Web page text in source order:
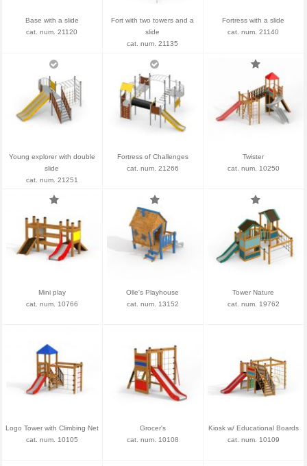
Base with a slide
cat. num. 21120
Fort with two towers and a
slide
cat. num. 21135
Fortress with a slide
cat. num. 21140
Young explorer with double
slide
cat. num. 21251
Fortress of Challenges
cat. num. 21266
Twister
cat. num. 10250
Mini play
cat. num. 10766
Olle's Playhouse
cat. num. 13152
Tower Nature
cat. num. 19762
Logo Tower with Climbing Net
cat. num. 10105
Grocer's
cat. num. 10108
Kiosk w/ Educational Boards
cat. num. 10109